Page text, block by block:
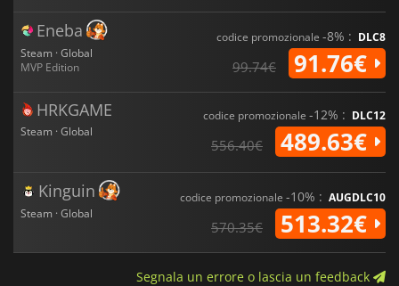
Eneba
Steam · Global
MVP Edition
codice promozionale -8% : DLC8
99.74€ 91.76€
HRKGAME
Steam · Global
codice promozionale -12% : DLC12
556.40€ 489.63€
Kinguin
Steam · Global
codice promozionale -10% : AUGDLC10
570.35€ 513.32€
Segnala un errore o lascia un feedback